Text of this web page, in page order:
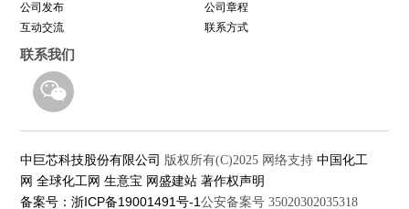
与城同行，为热爱开跑
公司发布
公司章程
互动交流
联系方式
联系我们
中巨芯科技股份有限公司 版权所有(C)2025 网络支持 中国化工
网 全球化工网 生意宝 网盛建站 著作权声明
备案号：浙ICP备19001491号-1公安备案号 35020302035318